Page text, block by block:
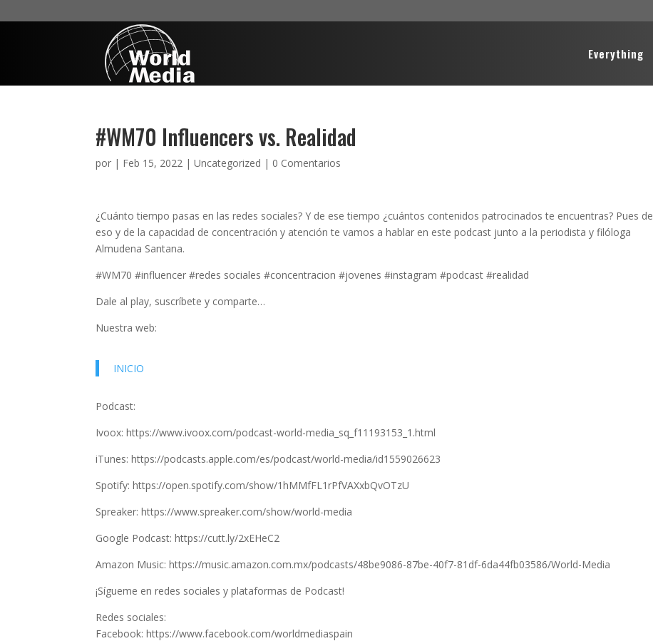
Everything
#WM70 Influencers vs. Realidad
por | Feb 15, 2022 |Uncategorized | 0 Comentarios
¿Cuánto tiempo pasas en las redes sociales? Y de ese tiempo ¿cuántos contenidos patrocinados te encuentras? Pues de
eso y de la capacidad de concentración y atención te vamos a hablar en este podcast junto a la periodista y filóloga
Almudena Santana.
#WM70 #influencer #redes sociales #concentracion #jovenes #instagram #podcast #realidad
Dale al play, suscríbete y comparte…
Nuestra web:
INICIO
Podcast:
Ivoox: https://www.ivoox.com/podcast-world-media_sq_f11193153_1.html
iTunes: https://podcasts.apple.com/es/podcast/world-media/id1559026623
Spotify: https://open.spotify.com/show/1hMMfFL1rPfVAXxbQvOTzU
Spreaker: https://www.spreaker.com/show/world-media
Google Podcast: https://cutt.ly/2xEHeC2
Amazon Music: https://music.amazon.com.mx/podcasts/48be9086-87be-40f7-81df-6da44fb03586/World-Media
¡Sígueme en redes sociales y plataformas de Podcast!
Redes sociales:
Facebook: https://www.facebook.com/worldmediaspain